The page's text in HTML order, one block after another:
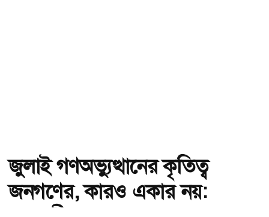
জুলাই গণঅভ্যুত্থানের কৃতিত্ব
জনগণের, কারও একার নয়: